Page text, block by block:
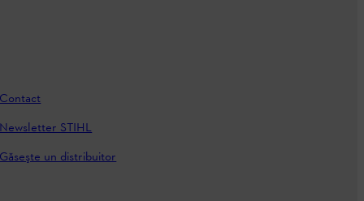
Contact
Newsletter STIHL
Găseşte un distribuitor